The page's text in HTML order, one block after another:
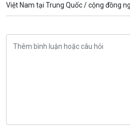
Việt Nam tại Trung Quốc /cộng đồng